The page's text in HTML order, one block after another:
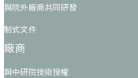
與院外廠商共同研發
制式文件
廠商
與中研院技術授權